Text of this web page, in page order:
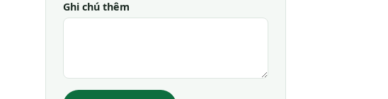
Ghi chú thêm